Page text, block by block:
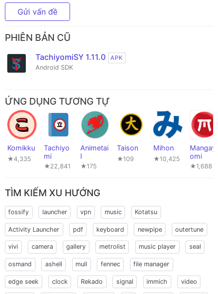
Gửi vấn đề
PHIÊN BẢN CŨ
TachiyomiSY 1.11.0
APK
Android SDK
ỨNG DỤNG TƯƠNG TỰ
Komikku
★4,335
Tachiyo
mi
★22,841
Animetai
l
★175
Taison
★109
Mihon
★10,425
Mangay
omi
★1,688
TÌM KIẾM XU HƯỚNG
fossify launcher vpn music Kotatsu
Activity Launcher pdf keyboard newpipe outertune
vivi camera gallery metrolist music player seal
osmand ashell mull fennec file manager
edge seek clock Rekado signal immich video